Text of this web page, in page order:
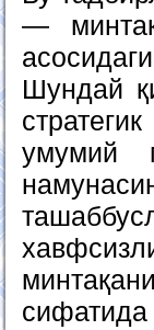
—
Шундай
умумий